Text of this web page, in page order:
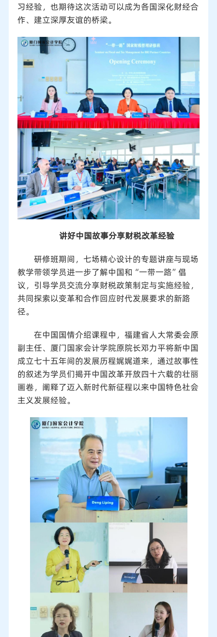
习经验，也期待这次活动可以成为各国深化财经合
作、建立深厚友谊的桥梁。
讲好中国故事分享财税改革经验
研修班期间，七场精心设计的专题讲座与现场
教学带领学员进一步了解中国和“一带一路”倡
议，引导学员交流分享财税政策制定与实施经验，
共同探索以变革和合作回应时代发展要求的新路
径。
在中国国情介绍课程中，福建省人大常委会原
副主任、厦门国家会计学院原院长邓力平将新中国
成立七十五年间的发展历程娓娓道来，通过故事性
的叙述为学员们揭开中国改革开放四十六载的壮丽
画卷，阐释了迈入新时代新征程以来中国特色社会
主义发展经验。